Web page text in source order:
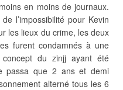
en moins de journaux.
l’impossibilité pour Kevin
les lieux du crime, les deux
furent condamnés à une
du zinjj ayant été
passa que 2 ans et demi
alterné tous les 6